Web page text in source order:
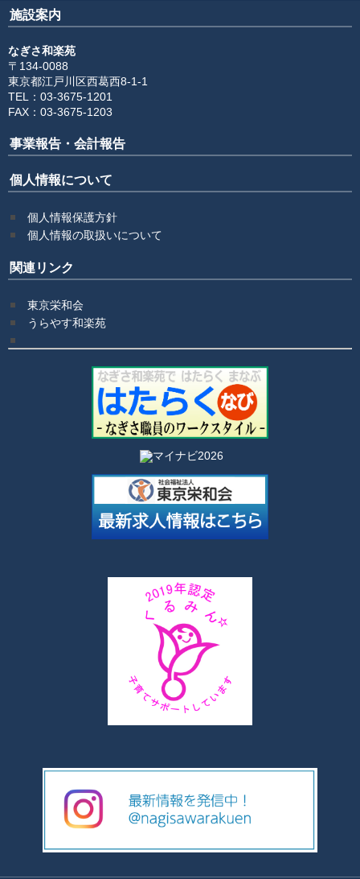
施設案内
なぎさ和楽苑
〒134-0088
東京都江戸川区西葛西8-1-1
TEL：03-3675-1201
FAX：03-3675-1203
事業報告・会計報告
個人情報について
個人情報保護方針
個人情報の取扱いについて
関連リンク
東京栄和会
うらやす和楽苑